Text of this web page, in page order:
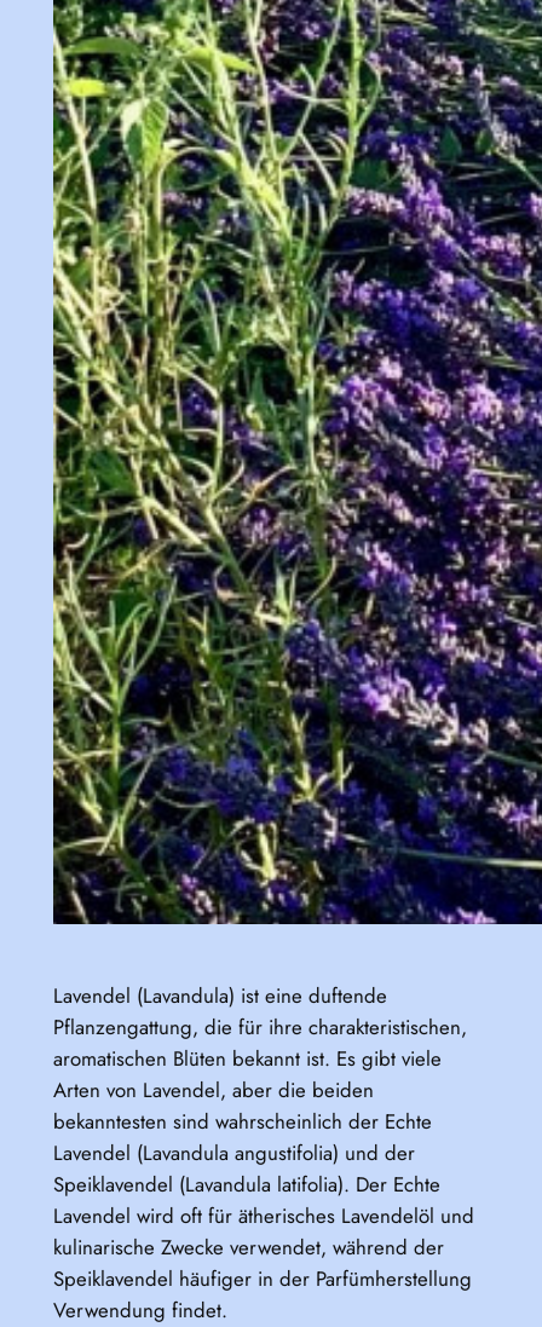
Lavendel (Lavandula) ist eine duftende
Pflanzengattung, die für ihre charakteristischen,
aromatischen Blüten bekannt ist. Es gibt viele
Arten von Lavendel, aber die beiden
bekanntesten sind wahrscheinlich der Echte
Lavendel (Lavandula angustifolia) und der
Speiklavendel (Lavandula latifolia). Der Echte
Lavendel wird oft für ätherisches Lavendelöl und
kulinarische Zwecke verwendet, während der
Speiklavendel häufiger in der Parfümherstellung
Verwendung findet.